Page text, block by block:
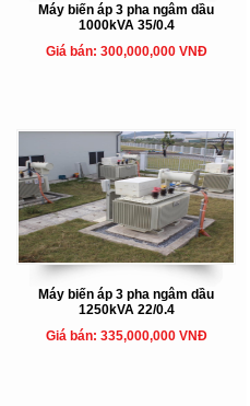
Máy biến áp 3 pha ngâm dầu
1000kVA 35/0.4
Giá bán: 300,000,000 VNĐ
Máy biến áp 3 pha ngâm dầu
1250kVA 22/0.4
Giá bán: 335,000,000 VNĐ